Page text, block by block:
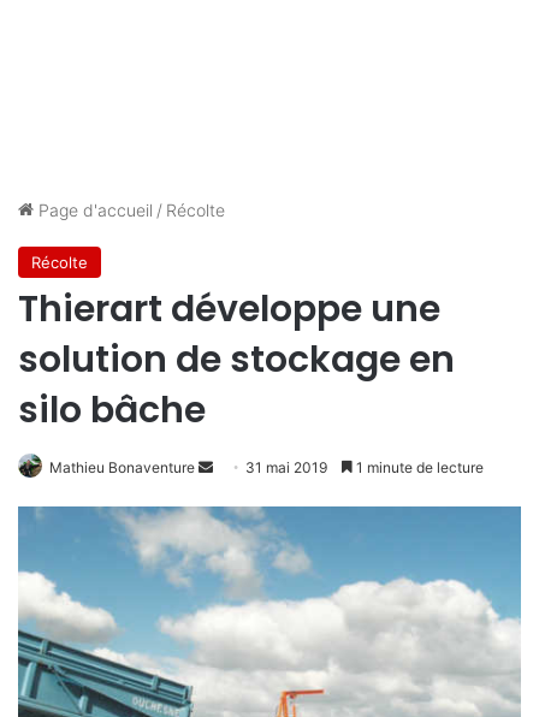
Page d'accueil / Récolte
Récolte
Thierart développe une
solution de stockage en
silo bâche
Mathieu Bonaventure
v
o
e
r
u
n
31 mai 2019 1 minute de lecture